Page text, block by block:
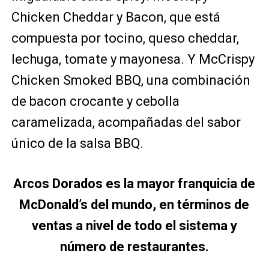
Chicken Cheddar y Bacon, que está
compuesta por tocino, queso cheddar,
lechuga, tomate y mayonesa. Y McCrispy
Chicken Smoked BBQ, una combinación
de bacon crocante y cebolla
caramelizada, acompañadas del sabor
único de la salsa BBQ.
Arcos Dorados es la mayor franquicia de
McDonald’s del mundo, en términos de
ventas a nivel de todo el sistema y
número de restaurantes.